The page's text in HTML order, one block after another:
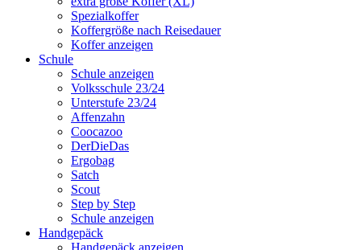
Spezialkoffer
Koffergröße nach Reisedauer
Koffer anzeigen
Schule
Schule anzeigen
Volksschule 23/24
Unterstufe 23/24
Affenzahn
Coocazoo
DerDieDas
Ergobag
Satch
Scout
Step by Step
Schule anzeigen
Handgepäck
Handgepäck anzeigen